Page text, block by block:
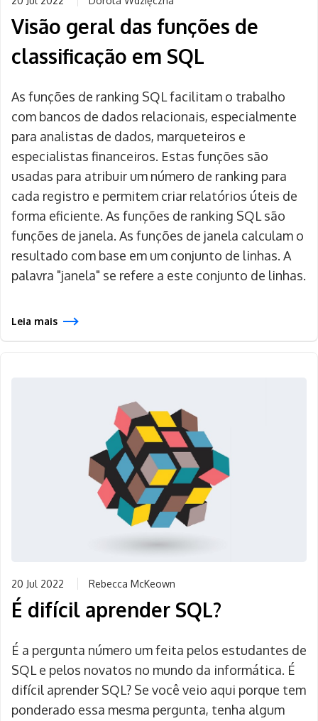
Visão geral das funções de
classificação em SQL
As funções de ranking SQL facilitam o trabalho
com bancos de dados relacionais, especialmente
para analistas de dados, marqueteiros e
especialistas financeiros. Estas funções são
usadas para atribuir um número de ranking para
cada registro e permitem criar relatórios úteis de
forma eficiente. As funções de ranking SQL são
funções de janela. As funções de janela calculam o
resultado com base em um conjunto de linhas. A
palavra "janela" se refere a este conjunto de linhas.
Leia mais
20 Jul 2022 Rebecca McKeown
É difícil aprender SQL?
É a pergunta número um feita pelos estudantes de
SQL e pelos novatos no mundo da informática. É
difícil aprender SQL? Se você veio aqui porque tem
ponderado essa mesma pergunta, tenha algum